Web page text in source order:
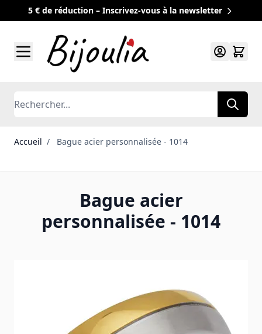
5 € de réduction – Inscrivez-vous à la newsletter
Rechercher
Accueil / Bague acier personnalisée - 1014
Bague acier
personnalisée - 1014